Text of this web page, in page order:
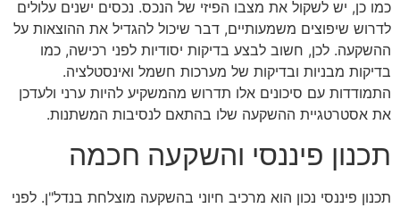
כמו כן, יש לשקול את מצבו הפיזי של הנכס. נכסים ישנים עלולים
לדרוש שיפוצים משמעותיים, דבר שיכול להגדיל את ההוצאות על
ההשקעה. לכן, חשוב לבצע בדיקות יסודיות לפני רכישה, כמו
בדיקות מבניות ובדיקות של מערכות חשמל ואינסטלציה.
התמודדות עם סיכונים אלו תדרוש מהמשקיע להיות ערני ולעדכן
את אסטרטגיית ההשקעה שלו בהתאם לנסיבות המשתנות.
תכנון פיננסי והשקעה חכמה
תכנון פיננסי נכון הוא מרכיב חיוני בהשקעה מוצלחת בנדל"ן. לפני